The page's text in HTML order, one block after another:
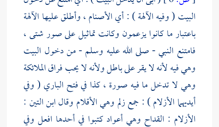
البيت ( وفيه الآلهة ) : أي الأصنام ، وأطلق عليها الآلهة
باعتبار ما كانوا يزعمون وكانت تماثيل على صور شتى ،
فامتنع النبي - صلى الله عليه وسلم - من دخول البيت
وهي فيه لأنه لا يقر على باطل ولأنه لا يحب فراق الملائكة
وهي لا تدخل ما فيه صورة ، كذا في فتح الباري ( وفي
أيديهما الأزلام ) : جمع زلم وهي الأقلام وقالابن التين :
الأزلام : القداح وهي أعواد كتبوا في أحدها افعل وفي